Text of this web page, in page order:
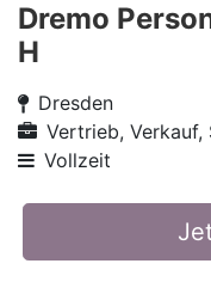
Dremo
H
Dresden
Vertrieb, Verkauf,
Vollzeit